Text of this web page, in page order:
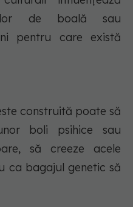
de boală sau
pentru care există
construită poate să
boli psihice sau
să creeze acele
ca bagajul genetic să